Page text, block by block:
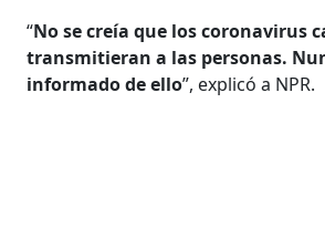
“No se creía que los coronavirus
transmitieran a las personas.
informado de ello”, explicó a NPR.